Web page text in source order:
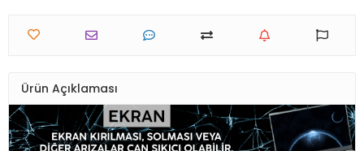
Ürün Açıklaması